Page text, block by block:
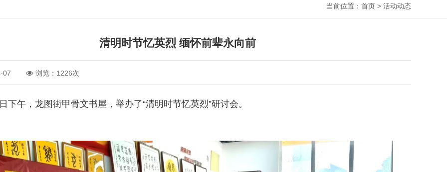
当前位置： 首页 > 活动动态
清明时节忆英烈 缅怀前辈永向前
07 浏览：1226次
下午，龙图街甲骨文书屋，举办了“清明时节忆英烈”研讨会。